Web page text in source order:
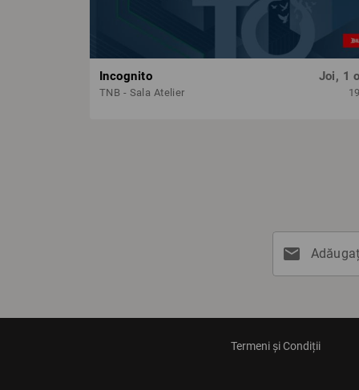
Incognito
TNB - Sala Atelier
Joi, 1
mail
Termeni și Condiții